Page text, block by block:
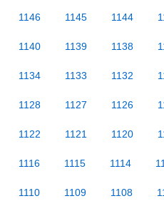
1146 1145 1144
1140 1139 1138
1134 1133 1132
1128 1127 1126
1122 1121 1120
1116 1115 1114
1110 1109 1108